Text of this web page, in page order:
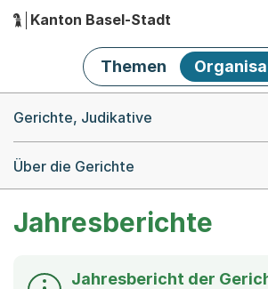
Hauptnavigation
Kanton Basel-Stadt
Themen
Gerichte, Judikative
Über die Gerichte
Jahresberichte
Jahresbericht der